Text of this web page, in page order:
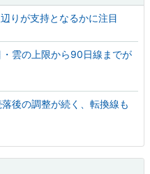
りが支持となるかに注目
・雲の上限から90日線までが
落後の調整が続く、転換線も